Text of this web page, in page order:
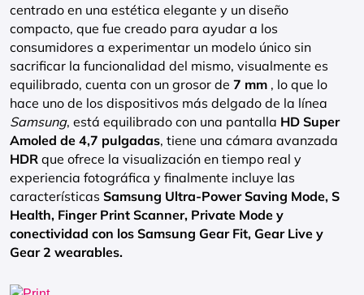
centrado en una estética elegante y un diseño
compacto, que fue creado para ayudar a los
consumidores a experimentar un modelo único sin
sacrificar la funcionalidad del mismo, visualmente es
equilibrado, cuenta con un grosor de 7 mm , lo que lo
hace uno de los dispositivos más delgado de la línea
Samsung, está equilibrado con una pantalla HD Super
Amoled de 4,7 pulgadas, tiene una cámara avanzada
HDR que ofrece la visualización en tiempo real y
experiencia fotográfica y finalmente incluye las
características Samsung Ultra-Power Saving Mode, S
Health, Finger Print Scanner, Private Mode y
conectividad con los Samsung Gear Fit, Gear Live y
Gear 2 wearables.